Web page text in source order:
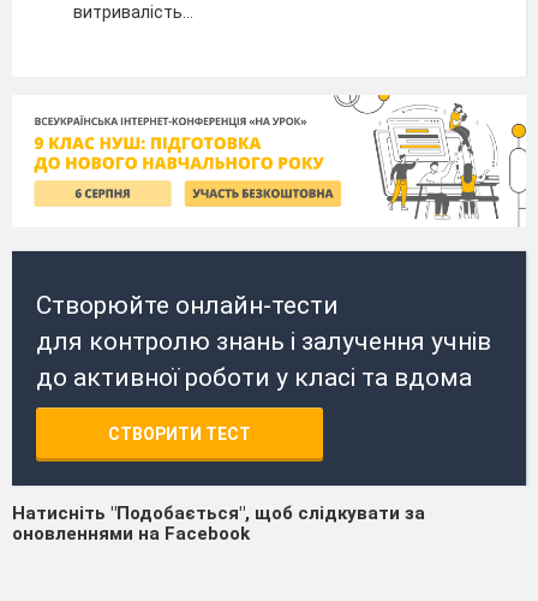
витривалість…
Створюйте онлайн-тести
для контролю знань і залучення учнів
до активної роботи у класі та вдома
СТВОРИТИ ТЕСТ
Натисніть "Подобається", щоб слідкувати за
оновленнями на Facebook